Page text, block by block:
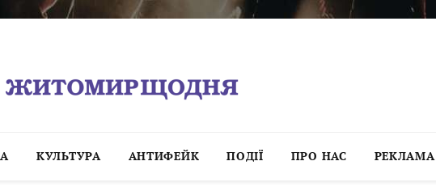
КУЛЬТУРА АНТИФЕЙК ПОДІЇ ПРО НАС РЕКЛАМА